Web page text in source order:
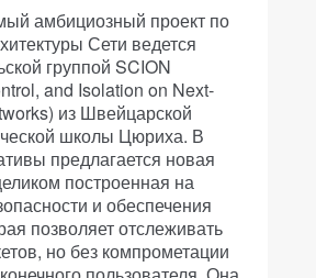
амбициозный проект по
Сети ведется
группой SCION
and Isolation on Next-
из Швейцарской
школы Цюриха. В
предлагается новая
построенная на
и обеспечения
позволяет отслеживать
но без компрометации